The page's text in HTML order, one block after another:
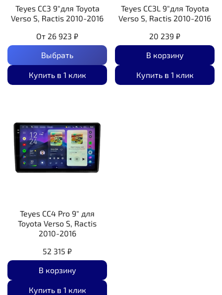
Teyes CC3 9"для Toyota
Verso S, Ractis 2010-2016
От 26 923 ₽
Выбрать
Купить в 1 клик
Teyes CC3L 9"для Toyota
Verso S, Ractis 2010-2016
20 239 ₽
В корзину
Купить в 1 клик
Teyes CC4 Pro 9" для
Toyota Verso S, Ractis
2010-2016
52 315 ₽
В корзину
Купить в 1 клик